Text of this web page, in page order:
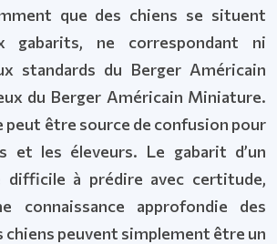
que des chiens se situent
gabarits, ne correspondant ni
standards du Berger Américain
du Berger Américain Miniature.
peut être source de confusion pour
et les éleveurs. Le gabarit d’un
à prédire avec certitude,
connaissance approfondie des
chiens peuvent simplement être un